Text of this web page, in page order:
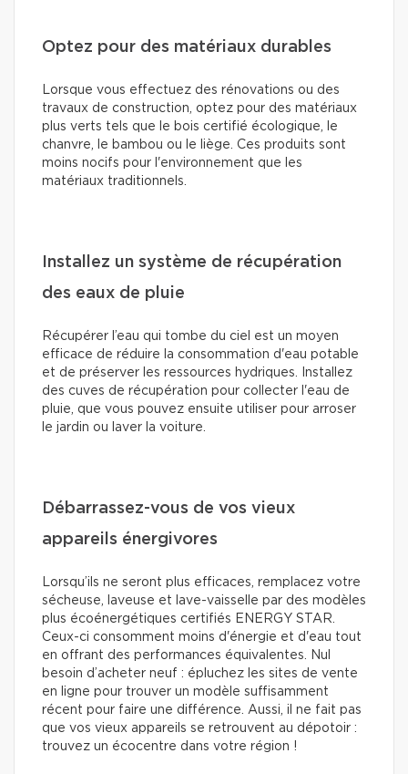
Optez pour des matériaux durables
Lorsque vous effectuez des rénovations ou des
travaux de construction, optez pour des matériaux
plus verts tels que le bois certifié écologique, le
chanvre, le bambou ou le liège. Ces produits sont
moins nocifs pour l'environnement que les
matériaux traditionnels.
Installez un système de récupération
des eaux de pluie
Récupérer l’eau qui tombe du ciel est un moyen
efficace de réduire la consommation d'eau potable
et de préserver les ressources hydriques. Installez
des cuves de récupération pour collecter l'eau de
pluie, que vous pouvez ensuite utiliser pour arroser
le jardin ou laver la voiture.
Débarrassez-vous de vos vieux
appareils énergivores
Lorsqu’ils ne seront plus efficaces, remplacez votre
sécheuse, laveuse et lave-vaisselle par des modèles
plus écoénergétiques certifiés ENERGY STAR.
Ceux-ci consomment moins d'énergie et d'eau tout
en offrant des performances équivalentes. Nul
besoin d’acheter neuf : épluchez les sites de vente
en ligne pour trouver un modèle suffisamment
récent pour faire une différence. Aussi, il ne fait pas
que vos vieux appareils se retrouvent au dépotoir :
trouvez un écocentre dans votre région !